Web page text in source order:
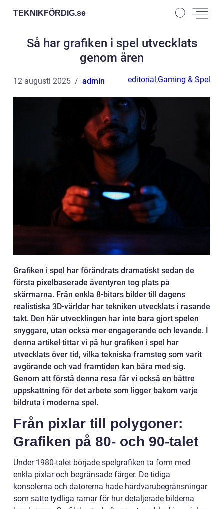
TEKNIKFÖRDIG.se
Så har grafiken i spel utvecklats
genom åren
12 augusti 2025 admin editorial,Gaming & Spel
Grafiken i spel har förändrats dramatiskt sedan de
första pixelbaserade äventyren tog plats på
skärmarna. Från enkla 8-bitars bilder till dagens
realistiska 3D-världar har tekniken utvecklats i rasande
takt. Den här utvecklingen har inte bara gjort spelen
snyggare, utan också mer engagerande och levande. I
denna artikel tittar vi på hur grafiken i spel har
utvecklats över tid, vilka tekniska framsteg som varit
avgörande och vad framtiden kan bära med sig.
Genom att förstå denna resa får vi också en bättre
uppskattning för det arbete som ligger bakom varje
bildruta i moderna spel.
Från pixlar till polygoner:
Grafiken på 80- och 90-talet
Under 1980-talet började spelgrafiken ta form med
enkla pixlar och begränsade färger. De tidiga
konsolerna och datorerna hade hårdvarubegränsningar
som satte tydliga ramar för hur detaljerade bilderna